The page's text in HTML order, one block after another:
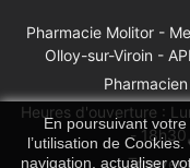
En poursuivant
l’utilisation de
navigation, actualiser
Pharmacie Molitor -
Olloy-sur-Viroin -
Heures d'ouverture :
-
Trouver